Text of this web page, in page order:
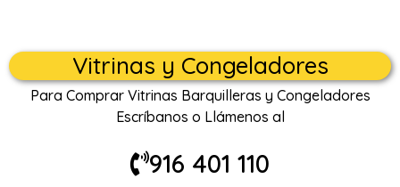
Vitrinas y Congeladores
Para Comprar Vitrinas Barquilleras y Congeladores
Escríbanos o Llámenos al
916 401 110